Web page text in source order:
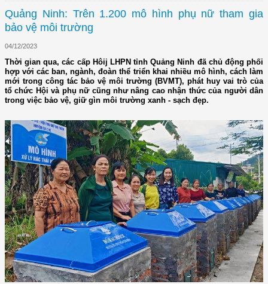
Quảng Ninh: Trên 1.200 mô hình phụ nữ tham gia
bảo vệ môi trường
04/12/2023
Thời gian qua, các cấp Hôij LHPN tỉnh Quảng Ninh đã chủ động phối
hợp với các ban, ngành, đoàn thể triển khai nhiều mô hình, cách làm
mới trong công tác bảo vệ môi trường (BVMT), phát huy vai trò của
tổ chức Hội và phụ nữ cũng như nâng cao nhận thức của người dân
trong việc bảo vệ, giữ gìn môi trường xanh - sạch đẹp.